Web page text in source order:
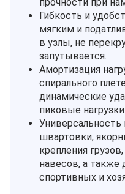
Гибкость и
мягким и
в узлы, не
запутывается.
Амортизация
спирального
динамические
пиковые
Универсальность
швартовки,
крепления
навесов, а также
спортивных и